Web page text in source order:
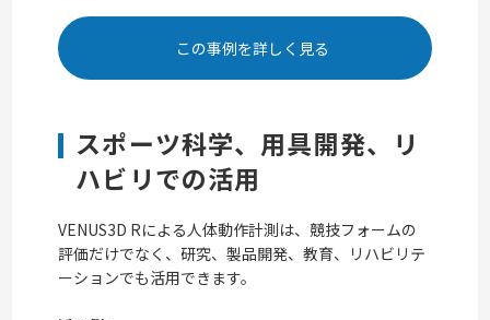
この事例を詳しく見る
スポーツ科学、用具開発、リ
ハビリでの活用
VENUS3D Rによる人体動作計測は、競技フォームの
評価だけでなく、研究、製品開発、教育、リハビリテ
ーションでも活用できます。